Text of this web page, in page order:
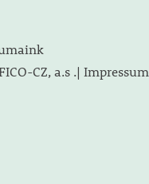
CZ, a.s .| Impressum